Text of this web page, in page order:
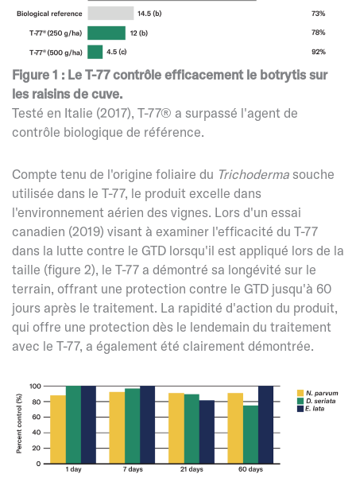
Figure 1 : Le T-77 contrôle efficacement le botrytis sur
les raisins de cuve.
Testé en Italie (2017), T-77® a surpassé l'agent de
contrôle biologique de référence.
Compte tenu de l'origine foliaire du Trichoderma souche
utilisée dans le T-77, le produit excelle dans
l'environnement aérien des vignes. Lors d'un essai
canadien (2019) visant à examiner l'efficacité du T-77
dans la lutte contre le GTD lorsqu'il est appliqué lors de la
taille (figure 2), le T-77 a démontré sa longévité sur le
terrain, offrant une protection contre le GTD jusqu'à 60
jours après le traitement. La rapidité d'action du produit,
qui offre une protection dès le lendemain du traitement
avec le T-77, a également été clairement démontrée.